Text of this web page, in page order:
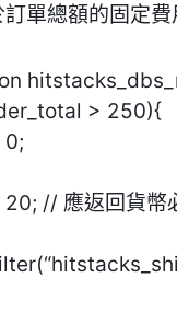
訂單總額的固定
> 250){
0;
// 應返回貨幣